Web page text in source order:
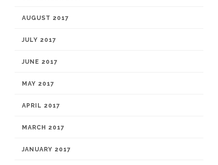
AUGUST 2017
JULY 2017
JUNE 2017
MAY 2017
APRIL 2017
MARCH 2017
JANUARY 2017